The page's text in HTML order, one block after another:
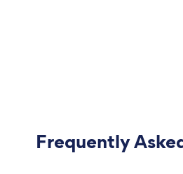
Frequently